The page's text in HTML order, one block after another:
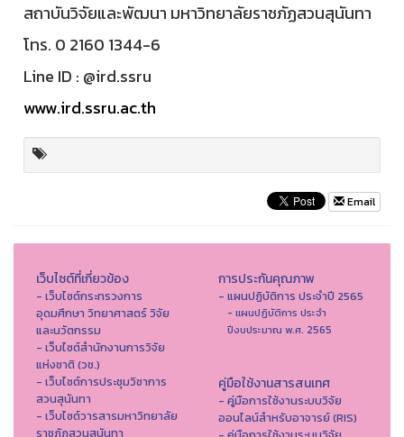
สถาบันวิจัยและพัฒนา มหาวิทยาลัยราชภัฏสวนสุนันทา
โทร. 0 2160 1344-6
Line ID : @ird.ssru
www.ird.ssru.ac.th
Email
เว็บไซต์ที่เกี่ยวข้อง
- เว็บไซต์กระทรวงการ
อุดมศึกษา วิทยาศาสตร์ วิจัย
และนวัตกรรม
- เว็บไซต์สำนักงานการวิจัย
แห่งชาติ (วช.)
- เว็บไซต์การประชุมวิชาการ
สวนสุนันทา
- เว็บไซต์วารสารมหาวิทยาลัย
ราชภัฏสวนสุนันทา
การประกันคุณภาพ
- แผนปฏิบัติการ ประจำปี 2565
- แผนปฏิบัติการ ประจำ
ปีงบประมาณ พ.ศ. 2565
คู่มือใช้งานสารสนเทศ
- คู่มือการใช้งานระบบวิจัย
ออนไลน์สำหรับอาจารย์ (RIS)